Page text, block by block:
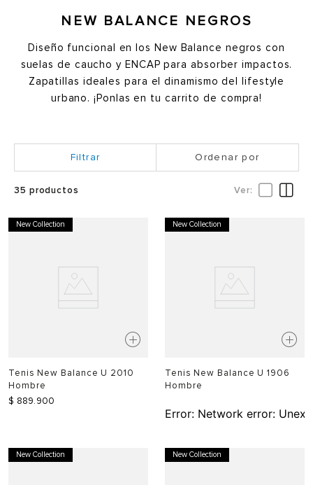
NEW BALANCE NEGROS
Diseño funcional en los New Balance negros con
suelas de caucho y ENCAP para absorber impactos.
Zapatillas ideales para el dinamismo del lifestyle
urbano. ¡Ponlas en tu carrito de compra!
Ordenar por
35 productos
New Collection
Tenis New Balance U 2010
Hombre
$ 889.900
New Collection
Tenis New Balance U 1906
Hombre
Error: Network error:
New Collection New Collection